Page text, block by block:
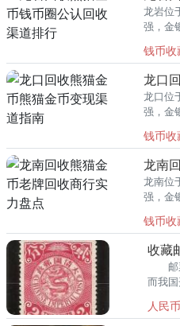
龙岩位
强，金
熊猫金
回收渠
钱币收
龙口位
强，金
熊猫金
回收渠
钱币收
龙南位
强，金
熊猫金
回收渠
钱币收
收藏
邮票
而我
邮票以
人民